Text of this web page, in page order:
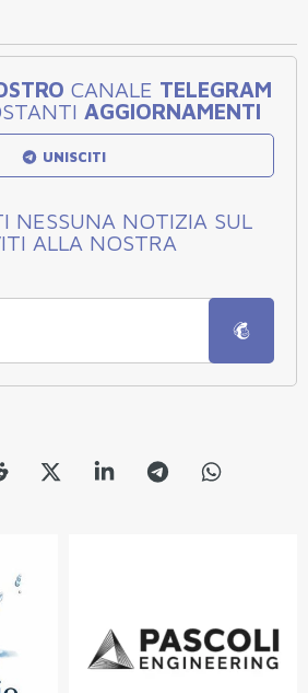
CANALE TELEGRAM
AGGIORNAMENTI
UNISCITI
NESSUNA NOTIZIA SUL
ALLA NOSTRA